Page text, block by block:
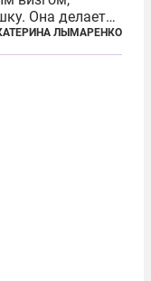
Она делает
что она
дрель, конечно,
ЛЫМАРЕНКО